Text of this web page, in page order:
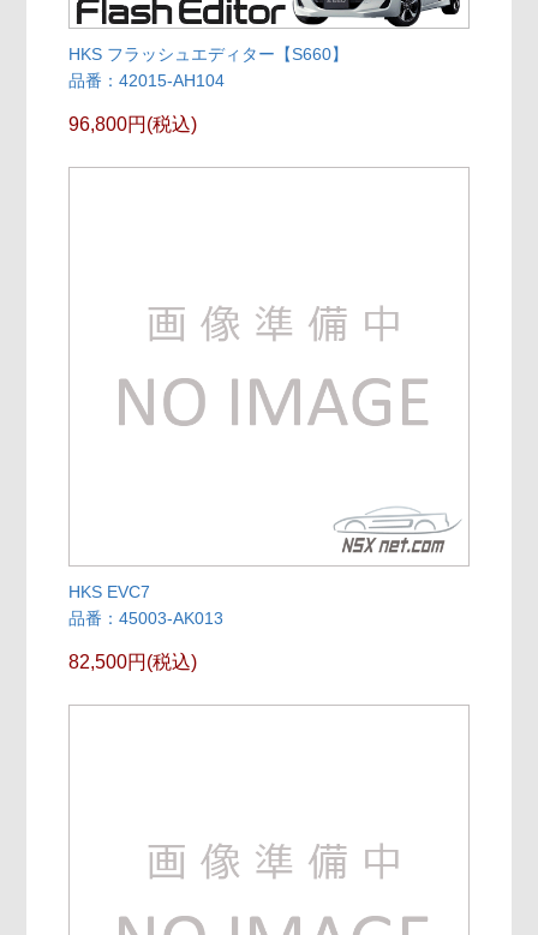
HKS フラッシュエディター【S660】
品番：42015-AH104
96,800円(税込)
HKS EVC7
品番：45003-AK013
82,500円(税込)